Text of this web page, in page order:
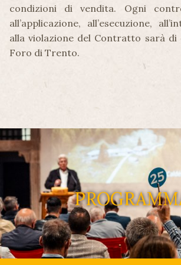
condizioni di vendita. Ogni
all’applicazione, all’esecuzione,
alla violazione del Contratto sarà di
Foro di Trento.